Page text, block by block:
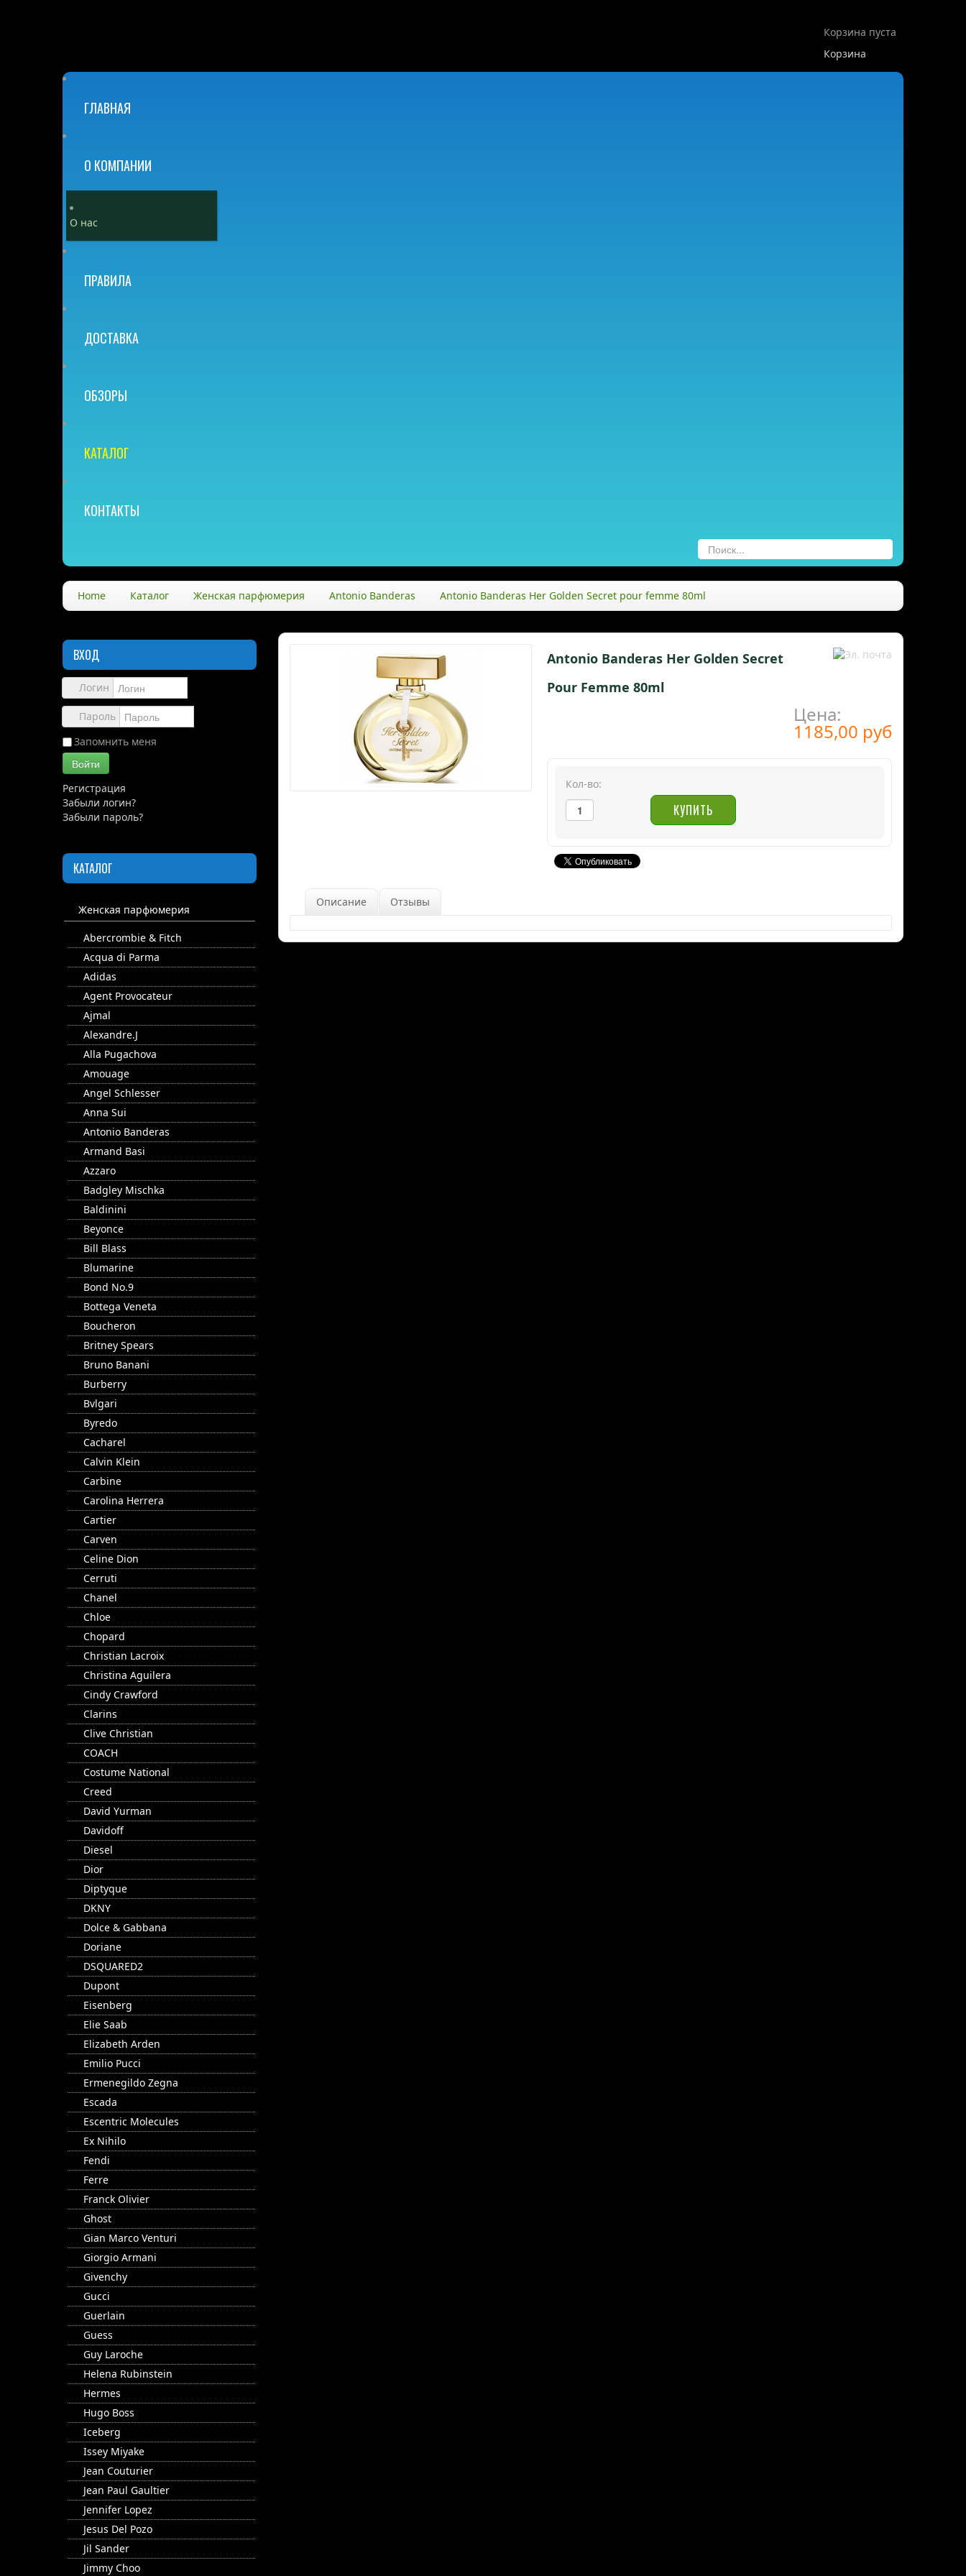
Корзина пуста
Корзина
ГЛАВНАЯ
О КОМПАНИИ
О нас
ПРАВИЛА
ДОСТАВКА
ОБЗОРЫ
КАТАЛОГ
КОНТАКТЫ
Home Каталог Женская парфюмерия Antonio Banderas Antonio Banderas Her Golden Secret pour femme 80ml
ВХОД
Логин
Пароль
Запомнить меня
Войти
Регистрация
Забыли логин?
Забыли пароль?
КАТАЛОГ
Женская парфюмерия
Abercrombie & Fitch
Acqua di Parma
Adidas
Agent Provocateur
Ajmal
Alexandre.J
Alla Pugachova
Amouage
Angel Schlesser
Anna Sui
Antonio Banderas
Armand Basi
Azzaro
Badgley Mischka
Baldinini
Beyonce
Bill Blass
Blumarine
Bond No.9
Bottega Veneta
Boucheron
Britney Spears
Bruno Banani
Burberry
Bvlgari
Byredo
Cacharel
Calvin Klein
Carbine
Carolina Herrera
Cartier
Carven
Celine Dion
Cerruti
Chanel
Chloe
Chopard
Christian Lacroix
Christina Aguilera
Cindy Crawford
Clarins
Clive Christian
COACH
Costume National
Creed
David Yurman
Davidoff
Diesel
Dior
Diptyque
DKNY
Dolce & Gabbana
Doriane
DSQUARED2
Dupont
Eisenberg
Elie Saab
Elizabeth Arden
Emilio Pucci
Ermenegildo Zegna
Escada
Escentric Molecules
Ex Nihilo
Fendi
Ferre
Franck Olivier
Ghost
Gian Marco Venturi
Giorgio Armani
Givenchy
Gucci
Guerlain
Guess
Guy Laroche
Helena Rubinstein
Hermes
Hugo Boss
Iceberg
Issey Miyake
Jean Couturier
Jean Paul Gaultier
Jennifer Lopez
Jesus Del Pozo
Jil Sander
Jimmy Choo
Antonio Banderas Her Golden Secret
Pour Femme 80ml
Цена:
1185,00 руб
Кол-во:
Описание Отзывы